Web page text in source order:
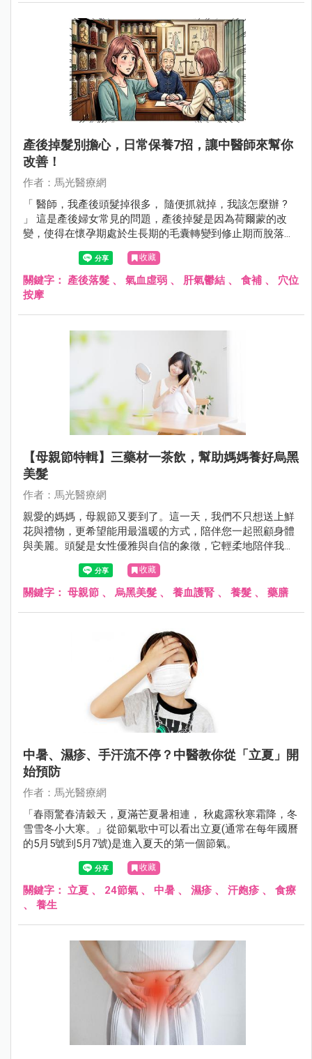
產後掉髮別擔心，日常保養7招，讓中醫師來幫你
改善！
作者：馬光醫療網
「 醫師，我產後頭髮掉很多， 隨便抓就掉，我該怎麼辦 ?
」 這是產後婦女常見的問題，產後掉髮是因為荷爾蒙的改
變，使得在懷孕期處於生長期的毛囊轉變到修止期而脫落，
通常在產後3到6個月開始，半年後會慢慢恢復，此外情緒壓
力、身心疲勞、氣血虛弱等情形會加劇產後掉髮的情況，如
果產後掉髮持續超過一年或掉髮嚴重 ，就應該尋求中醫師幫
忙調理。
收藏
關鍵字： 產後落髮 、 氣血虛弱 、 肝氣鬱結 、 食補 、 穴位
按摩
【母親節特輯】三藥材一茶飲，幫助媽媽養好烏黑
美髮
作者：馬光醫療網
親愛的媽媽，母親節又要到了。這一天，我們不只想送上鮮
花與禮物，更希望能用最溫暖的方式，陪伴您一起照顧身體
與美麗。頭髮是女性優雅與自信的象徵，它輕柔地陪伴我們
走過每一個日子。
收藏
關鍵字： 母親節 、 烏黑美髮 、 養血護腎 、 養髮 、 藥膳
中暑、濕疹、手汗流不停？中醫教你從「立夏」開
始預防
作者：馬光醫療網
「春雨驚春清穀天，夏滿芒夏暑相連， 秋處露秋寒霜降，冬
雪雪冬小大寒。」從節氣歌中可以看出立夏(通常在每年國曆
的5月5號到5月7號)是進入夏天的第一個節氣。
收藏
關鍵字： 立夏 、 24節氣 、 中暑 、 濕疹 、 汗皰疹 、 食療
、 養生